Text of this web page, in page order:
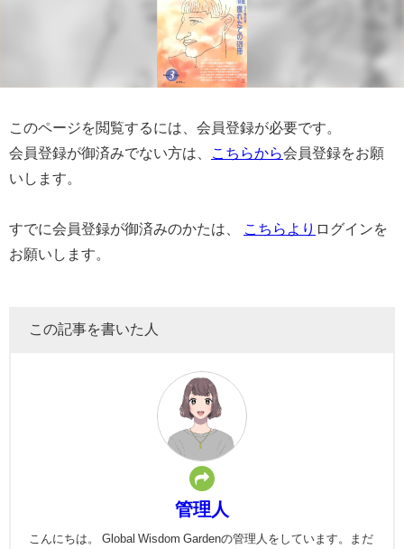
このページを閲覧するには、会員登録が必要です。
会員登録が御済みでない方は、
こちらから会員登録をお願
いします。
すでに会員登録が御済みのかたは、 こちらより ログインを
お願いします。
この記事を書いた人
管理人
こんにちは。 Global Wisdom Gardenの管理人をしています。まだ